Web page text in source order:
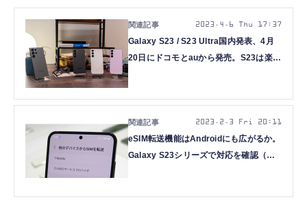
Galaxy S23 / S23 Ultra国内発表、4月
20日にドコモとauから発売。S23は楽天
2023.4.6 Thu 17:37
eSIM転送機能はAndroidにも広がるか。
Galaxy S23シリーズで対応を確認（石
2023.2.3 Fri 20:11